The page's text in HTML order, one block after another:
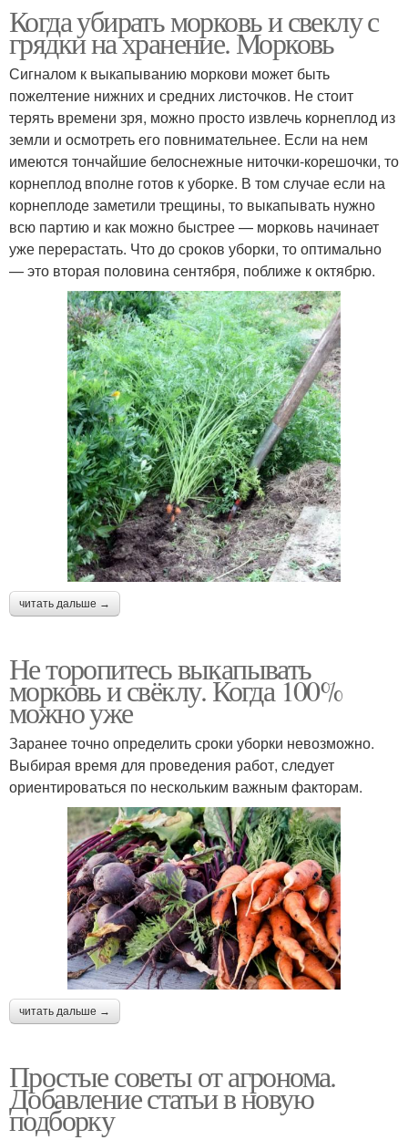
Когда убирать морковь и свеклу с
грядки на хранение. Морковь
Сигналом к выкапыванию моркови может быть
пожелтение нижних и средних листочков. Не стоит
терять времени зря, можно просто извлечь корнеплод из
земли и осмотреть его повнимательнее. Если на нем
имеются тончайшие белоснежные ниточки-корешочки, то
корнеплод вполне готов к уборке. В том случае если на
корнеплоде заметили трещины, то выкапывать нужно
всю партию и как можно быстрее — морковь начинает
уже перерастать. Что до сроков уборки, то оптимально
— это вторая половина сентября, поближе к октябрю.
читать дальше →
Не торопитесь выкапывать
морковь и свёклу. Когда 100%
можно уже
Заранее точно определить сроки уборки невозможно.
Выбирая время для проведения работ, следует
ориентироваться по нескольким важным факторам.
читать дальше →
Простые советы от агронома.
Добавление статьи в новую
подборку